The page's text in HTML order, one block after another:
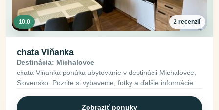
10.0 2 recenzií
chata Viňanka
Destinácia: Michalovce
chata Viňanka ponúka ubytovanie v destinácii Michalovce,
Slovensko. Pozrite si vybavenie, fotky a ďalšie informácie.
Zobraziť ponuky